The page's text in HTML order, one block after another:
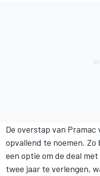
De overstap van Pramac
opvallend te noemen.
een optie om de deal
twee jaar te verlengen,